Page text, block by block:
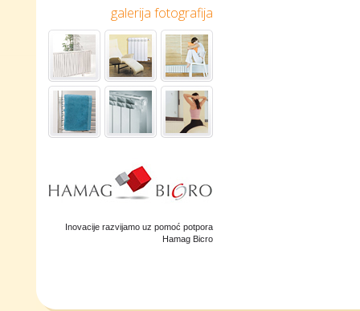
galerija fotografija
Inovacije razvijamo uz pomoć potpora
Hamag Bicro